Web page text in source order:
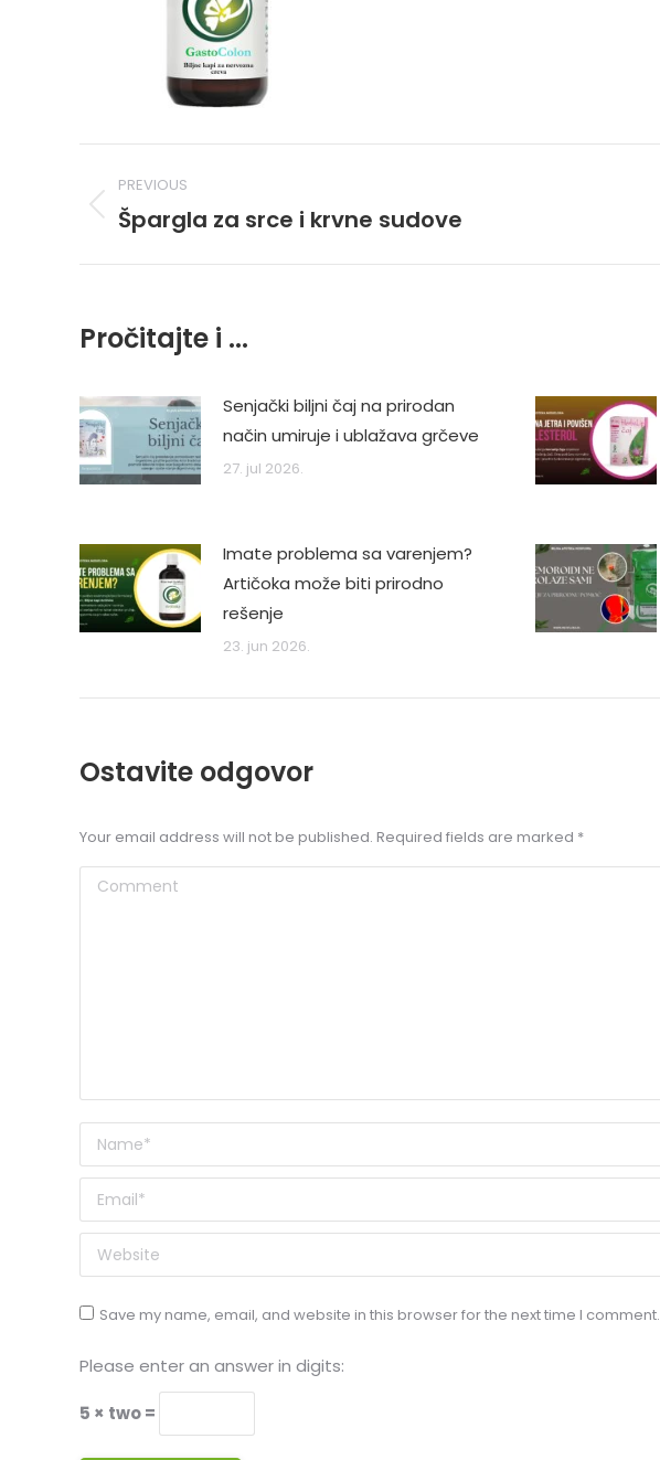
Post
navigation
PREVIOUS
Previous
Špargla za srce i krvne sudove
Pročitajte i ...
Senjački biljni čaj na prirodan
način umiruje i ublažava grčeve
27. jul 2026.
Imate problema sa varenjem?
Artičoka može biti prirodno
rešenje
23. jun 2026.
Ostavite odgovor
Your email address will not be published. Required fields are marked *
Comment
Name *
Email *
Website
Save my name, email, and website in this browser for the next time I comment.
Please enter an answer in digits:
5 × two =